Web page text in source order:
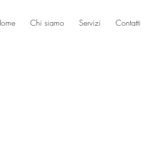
Chi siamo Servizi Contatti